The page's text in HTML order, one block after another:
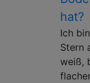
hat?
Ich
Stern
weiß,